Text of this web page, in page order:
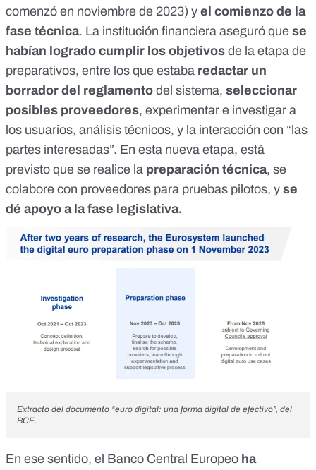
comenzó en noviembre de 2023) y el comienzo de la
fase técnica. La institución financiera aseguró que se
habían logrado cumplir los objetivos de la etapa de
preparativos, entre los que estaba redactar un
borrador del reglamento del sistema, seleccionar
posibles proveedores, experimentar e investigar a
los usuarios, análisis técnicos, y la interacción con “las
partes interesadas”. En esta nueva etapa, está
previsto que se realice la preparación técnica, se
colabore con proveedores para pruebas pilotos, y se
dé apoyo a la fase legislativa.
Extracto del documento “euro digital: una forma digital de efectivo”, del
BCE.
En ese sentido, el Banco Central Europeo ha